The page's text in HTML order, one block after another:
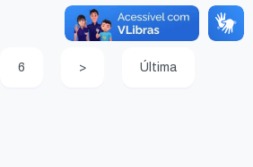
6 > Última